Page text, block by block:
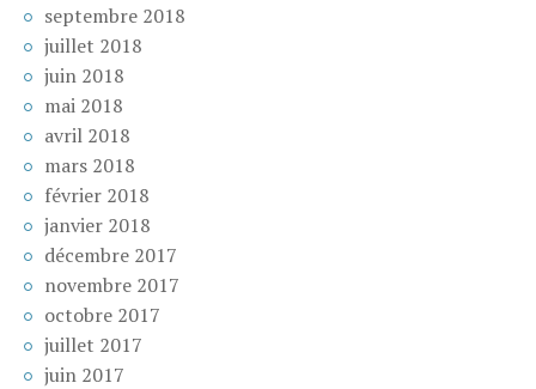
septembre 2018
juillet 2018
juin 2018
mai 2018
avril 2018
mars 2018
février 2018
janvier 2018
décembre 2017
novembre 2017
octobre 2017
juillet 2017
juin 2017